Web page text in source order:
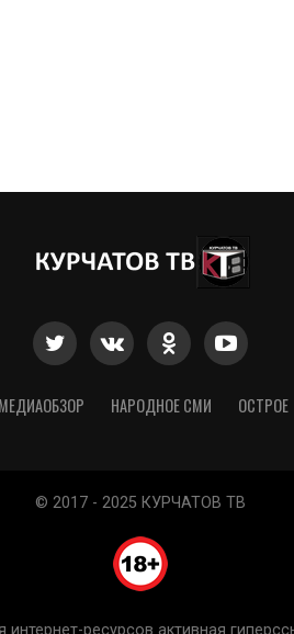
МЕДИАОБЗОР НАРОДНОЕ СМИ ОСТРОЕ
© 2017 - 2025 КУРЧАТОВ ТВ
ресурсов активная